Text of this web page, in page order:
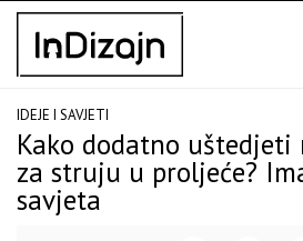
Skip
content
IDEJE I SAVJETI
Kako dodatno uštedjeti
za struju u proljeće?
savjeta